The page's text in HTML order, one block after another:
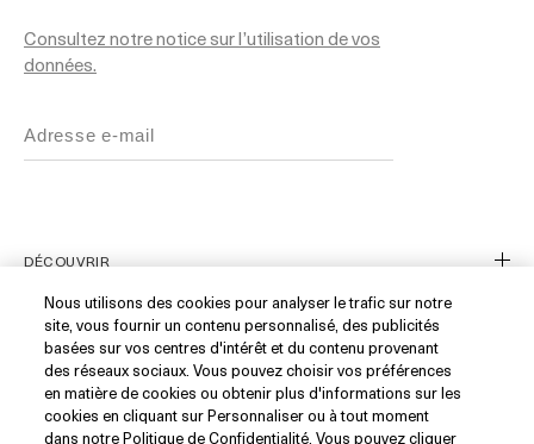
Consultez notre notice sur l’utilisation de vos
données.
DÉCOUVRIR
Notre Histoire
Les Ingrédients
Blue Heart
Suivre ma commande
SERVICE CLIENT
WhatsApp (+33)1 82 88 38 88
Nous utilisons des cookies pour analyser le trafic sur notre
site, vous fournir un contenu personnalisé, des publicités
basées sur vos centres d'intérêt et du contenu provenant
des réseaux sociaux. Vous pouvez choisir vos préférences
en matière de cookies ou obtenir plus d'informations sur les
cookies en cliquant sur Personnaliser ou à tout moment
dans notre Politique de Confidentialité. Vous pouvez cliquer